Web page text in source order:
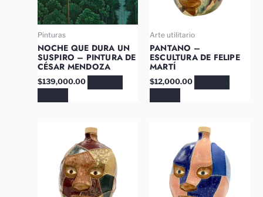
Pinturas
NOCHE QUE DURA UN
SUSPIRO – PINTURA DE
CÉSAR MENDOZA
$139,000.00
Arte utilitario
PANTANO –
ESCULTURA DE FELIPE
MARTÍ
$12,000.00